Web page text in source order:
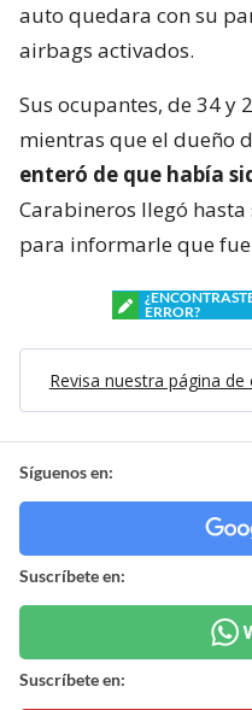
auto quedara con su
airbags activados.
Sus ocupantes, de 34 y
mientras que el dueño
enteró de que había
Carabineros llegó
para informarle que
ERROR?
Revisa nuestra página de
Síguenos en:
Suscríbete en:
Suscríbete en: